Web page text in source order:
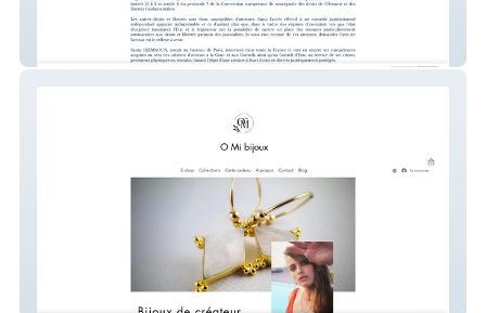
DJEMAOUN AVOCAT - Paris
O Mi bijoux : Corse et France